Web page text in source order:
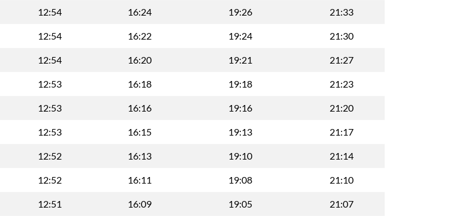
12:54 16:24 19:26 21:33
12:54 16:22 19:24 21:30
12:54 16:20 19:21 21:27
12:53 16:18 19:18 21:23
12:53 16:16 19:16 21:20
12:53 16:15 19:13 21:17
12:52 16:13 19:10 21:14
12:52 16:11 19:08 21:10
12:51 16:09 19:05 21:07